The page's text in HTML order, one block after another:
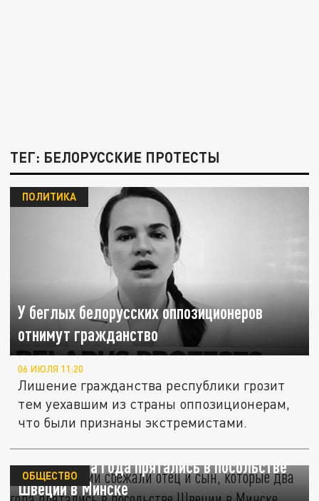
ТЕГ: БЕЛОРУССКИЕ ПРОТЕСТЫ
У беглых белорусских оппозиционеров
отнимут гражданство
ПОЛИТИКА
06 ИЮЛЯ 11:20
Лишение гражданства республики грозит
тем уехавшим из страны оппозиционерам,
что были признаны экстремистами.
Из Белоруссии сбежали отец и сын,
которые два года прятались в посольстве
Швеции в Минске
ОБЩЕСТВО